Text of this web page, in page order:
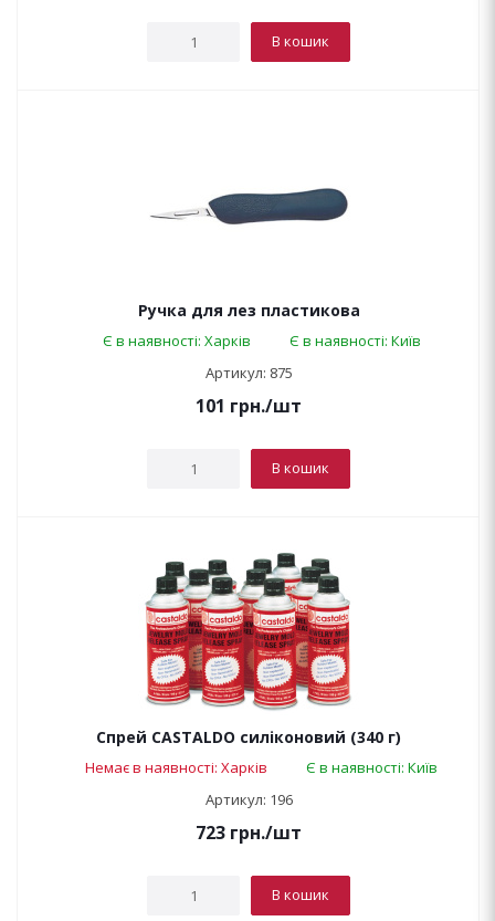
В кошик
Ручка для лез пластикова
Є в наявності: Харків
Є в наявності: Київ
Артикул: 875
101 грн./шт
В кошик
Спрей CASTALDO силіконовий (340 г)
Немає в наявності: Харків
Є в наявності: Київ
Артикул: 196
723 грн./шт
В кошик